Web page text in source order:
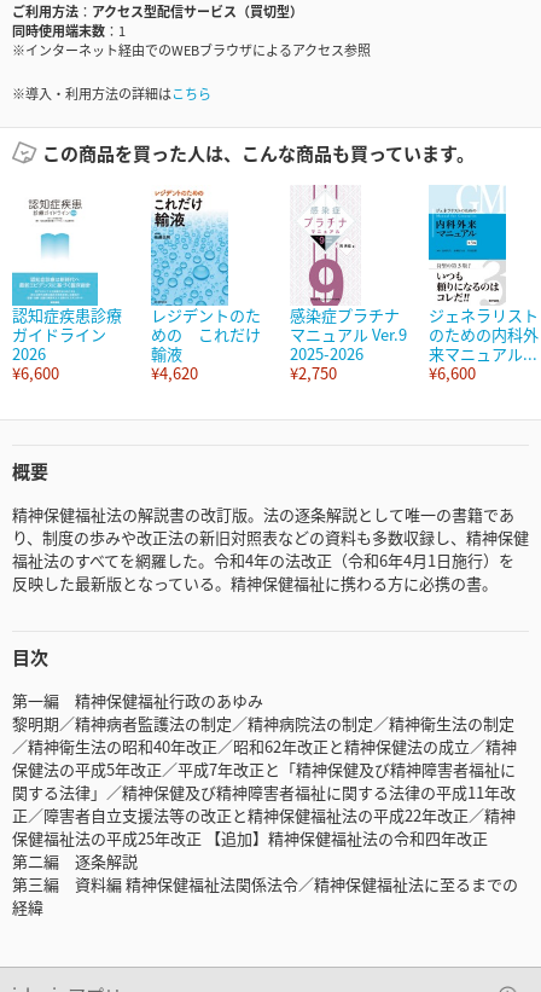
ご利用方法
アクセス型配信サービス（買切型）
同時使用端末数
1
※インターネット経由でのWEBブラウザによるアクセス参照
※導入・利用方法の詳細はこちら
この商品を買った人は、こんな商品も買っています。
認知症疾患診療
ガイドライン
2026
¥6,600
レジデントのた
めの これだけ
輸液
¥4,620
感染症プラチナ
マニュアル Ver.9
2025-2026
¥2,750
ジェネラリスト
のための内科外
来マニュアル...
¥6,600
概要
精神保健福祉法の解説書の改訂版。法の逐条解説として唯一の書籍であ
り、制度の歩みや改正法の新旧対照表などの資料も多数収録し、精神保健
福祉法のすべてを網羅した。令和4年の法改正（令和6年4月1日施行）を
反映した最新版となっている。精神保健福祉に携わる方に必携の書。
目次
第一編 精神保健福祉行政のあゆみ
黎明期／精神病者監護法の制定／精神病院法の制定／精神衛生法の制定
／精神衛生法の昭和40年改正／昭和62年改正と精神保健法の成立／精神
保健法の平成5年改正／平成7年改正と「精神保健及び精神障害者福祉に
関する法律」／精神保健及び精神障害者福祉に関する法律の平成11年改
正／障害者自立支援法等の改正と精神保健福祉法の平成22年改正／精神
保健福祉法の平成25年改正 【追加】精神保健福祉法の令和四年改正
第二編 逐条解説
第三編 資料編 精神保健福祉法関係法令／精神保健福祉法に至るまでの
経緯